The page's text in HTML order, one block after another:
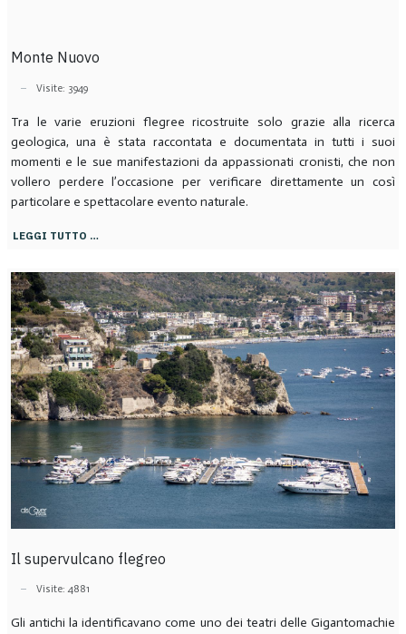
Monte Nuovo
Visite: 3949
Tra le varie eruzioni flegree ricostruite solo grazie alla ricerca
geologica, una è stata raccontata e documentata in tutti i suoi
momenti e le sue manifestazioni da appassionati cronisti, che non
vollero perdere l’occasione per verificare direttamente un così
particolare e spettacolare evento naturale.
LEGGI TUTTO …
Il supervulcano flegreo
Visite: 4881
Gli antichi la identificavano come uno dei teatri delle Gigantomachie